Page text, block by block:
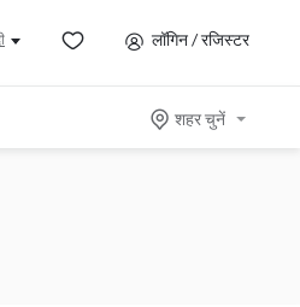
लॉगिन / रजिस्टर
शहर चुनें